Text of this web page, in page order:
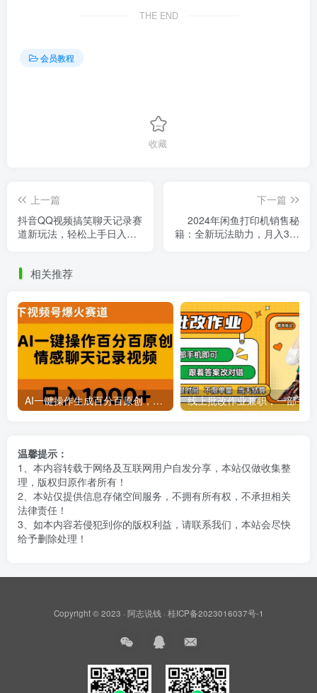
THE END
会员教程
收藏
上一篇
抖音QQ视频搞笑聊天记录赛
道新玩法，轻松上手日入千
下一篇
2024年闲鱼打印机销售秘
籍：全新玩法助力，月入3万
相关推荐
AI一键操作生成百分百原创，揭秘情感聊天记录视频，当下视频号爆火新赛道
温馨提示：
1、本内容转载于网络及互联网用户自发分享，本站仅做收集整
理，版权归原作者所有！
2、本站仅提供信息存储空间服务，不拥有所有权，不承担相关
法律责任！
3、如本内容若侵犯到你的版权利益，请联系我们，本站会尽快
给予删除处理！
Copyright © 2023 · 阿志说钱· 桂ICP备2023016037号-1